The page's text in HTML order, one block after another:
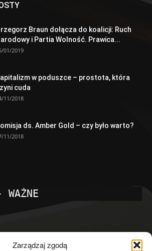
Zarządzaj zgodą
Braun dołącza do koalicji: Ruch
i Partia Wolność. Prawica...
01/2019
w poduszce – prostota, która
cuda
11/2018
ds. Amber Gold – czy było warto?
11/2018